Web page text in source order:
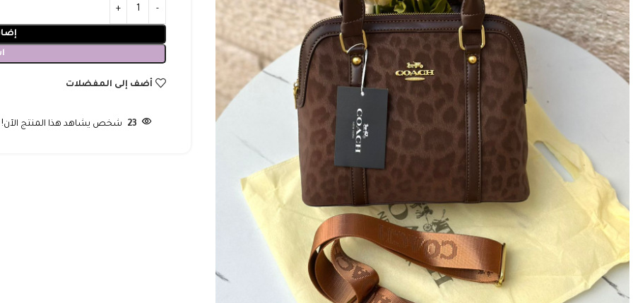
أضف إلى المفضلات
23 شخص يشاهد هذا المنتج الآن!